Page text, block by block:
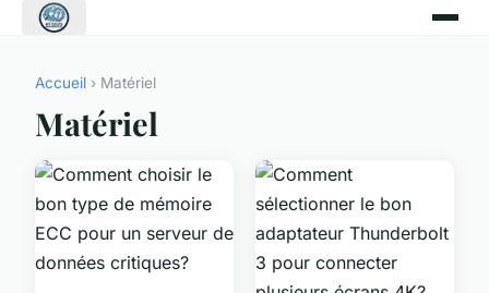
Accueil › Matériel
Matériel